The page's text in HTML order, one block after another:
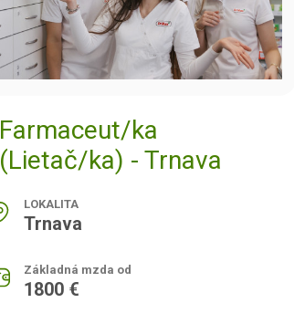
Farmaceut/ka
(Lietač/ka) - Trnava
LOKALITA
Trnava
Základná mzda od
1800 €